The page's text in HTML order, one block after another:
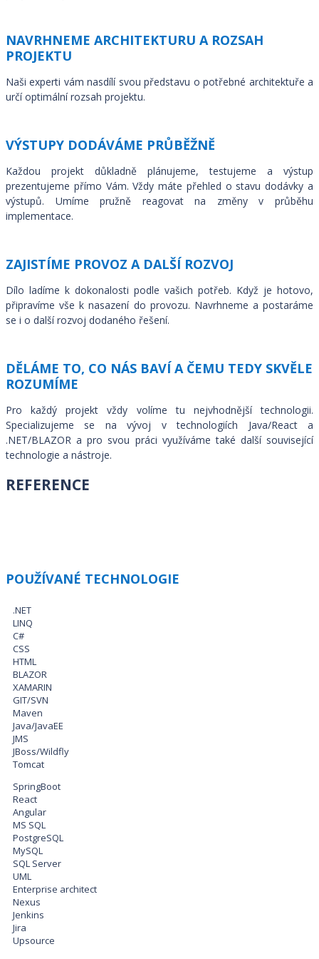
NAVRHNEME ARCHITEKTURU A ROZSAH
PROJEKTU
Naši experti vám nasdílí svou představu o potřebné architektuře a
určí optimální rozsah projektu.
VÝSTUPY DODÁVÁME PRŮBĚŽNĚ
Každou projekt důkladně plánujeme, testujeme a výstup
prezentujeme přímo Vám. Vždy máte přehled o stavu dodávky a
výstupů. Umíme pružně reagovat na změny v průběhu
implementace.
ZAJISTÍME PROVOZ A DALŠÍ ROZVOJ
Dílo ladíme k dokonalosti podle vašich potřeb. Když je hotovo,
připravíme vše k nasazení do provozu. Navrhneme a postaráme
se i o další rozvoj dodaného řešení.
DĚLÁME TO, CO NÁS BAVÍ A ČEMU TEDY SKVĚLE
ROZUMÍME
Pro každý projekt vždy volíme tu nejvhodnější technologii.
Specializujeme se na vývoj v technologiích Java/React a
.NET/BLAZOR a pro svou práci využíváme také další související
technologie a nástroje.
REFERENCE
POUŽÍVANÉ TECHNOLOGIE
.NET
LINQ
C#
CSS
HTML
BLAZOR
XAMARIN
GIT/SVN
Maven
Java/JavaEE
JMS
JBoss/Wildfly
Tomcat
SpringBoot
React
Angular
MS SQL
PostgreSQL
MySQL
SQL Server
UML
Enterprise architect
Nexus
Jenkins
Jira
Upsource